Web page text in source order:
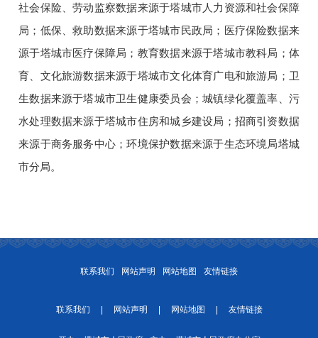
社会保险、劳动监察数据来源于塔城市人力资源和社会保障
局；低保、救助数据来源于塔城市民政局；医疗保险数据来
源于塔城市医疗保障局；教育数据来源于塔城市教科局；体
育、文化旅游数据来源于塔城市文化体育广电和旅游局；卫
生数据来源于塔城市卫生健康委员会；城镇绿化覆盖率、污
水处理数据来源于塔城市住房和城乡建设局；招商引资数据
来源于商务服务中心；环境保护数据来源于生态环境局塔城
市分局。
联系我们 网站声明 网站地图 友情链接
联系我们 | 网站声明 | 网站地图 | 友情链接